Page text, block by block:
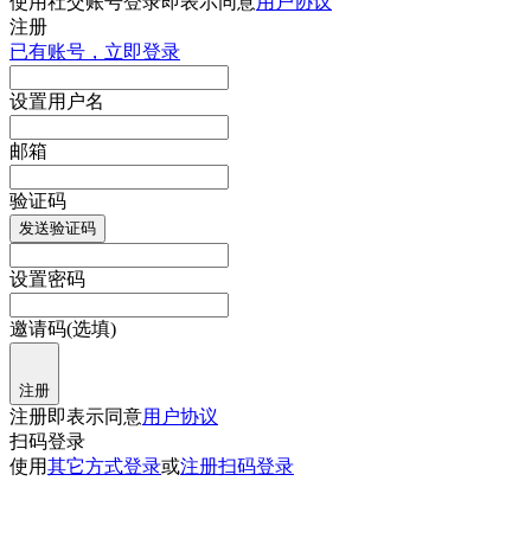
注册
已有账号，立即登录
设置用户名
邮箱
验证码
发送验证码
设置密码
邀请码(选填)
注册
注册即表示同意用户协议
扫码登录
使用其它方式登录或注册扫码登录